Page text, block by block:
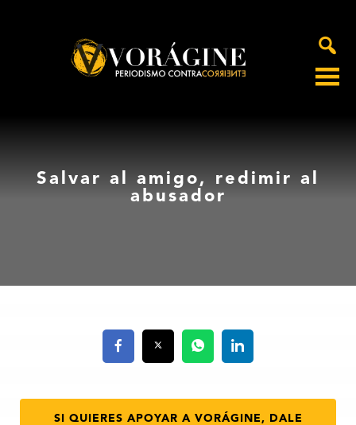
Salvar al amigo, redimir al
abusador
SI QUIERES APOYAR A VORÁGINE, DALE